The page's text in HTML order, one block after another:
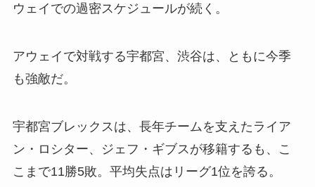
ウェイでの過密スケジュールが続く。
アウェイで対戦する宇都宮、渋谷は、ともに今季
も強敵だ。
宇都宮ブレックスは、長年チームを支えたライア
ン・ロシター、ジェフ・ギブスが移籍するも、こ
こまで11勝5敗。平均失点はリーグ1位を誇る。